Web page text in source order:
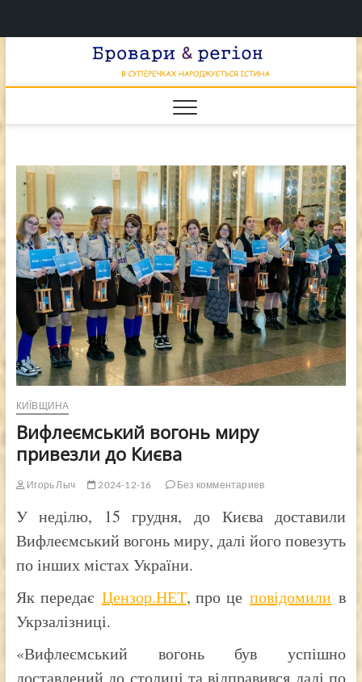
НАРОДЖУЄТЬСЯ
КИЇВЩИНА
Вифлеємський вогонь миру
привезли до Києва
Игорь Лыч 2024-12-16 Без комментариев
У неділю, 15 грудня, до Києва доставили
Вифлеємський вогонь миру, далі його повезуть
по інших містах України.
Як передає Цензор.НЕТ, про цеповідомили в
Укрзалізниці.
«Вифлеємський вогонь був успішно
доставлений до столиці та відправився далі по